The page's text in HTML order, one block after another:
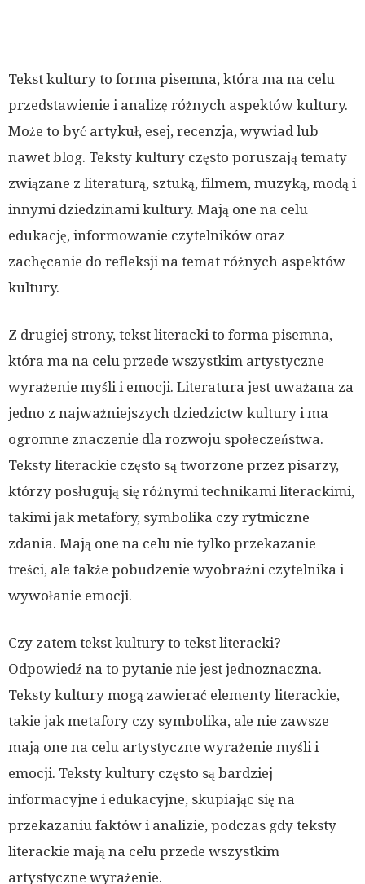
Tekst kultury to forma pisemna, która ma na celu
przedstawienie i analizę różnych aspektów kultury.
Może to być artykuł, esej, recenzja, wywiad lub
nawet blog. Teksty kultury często poruszają tematy
związane z literaturą, sztuką, filmem, muzyką, modą i
innymi dziedzinami kultury. Mają one na celu
edukację, informowanie czytelników oraz
zachęcanie do refleksji na temat różnych aspektów
kultury.
Z drugiej strony, tekst literacki to forma pisemna,
która ma na celu przede wszystkim artystyczne
wyrażenie myśli i emocji. Literatura jest uważana za
jedno z najważniejszych dziedzictw kultury i ma
ogromne znaczenie dla rozwoju społeczeństwa.
Teksty literackie często są tworzone przez pisarzy,
którzy posługują się różnymi technikami literackimi,
takimi jak metafory, symbolika czy rytmiczne
zdania. Mają one na celu nie tylko przekazanie
treści, ale także pobudzenie wyobraźni czytelnika i
wywołanie emocji.
Czy zatem tekst kultury to tekst literacki?
Odpowiedź na to pytanie nie jest jednoznaczna.
Teksty kultury mogą zawierać elementy literackie,
takie jak metafory czy symbolika, ale nie zawsze
mają one na celu artystyczne wyrażenie myśli i
emocji. Teksty kultury często są bardziej
informacyjne i edukacyjne, skupiając się na
przekazaniu faktów i analizie, podczas gdy teksty
literackie mają na celu przede wszystkim
artystyczne wyrażenie.